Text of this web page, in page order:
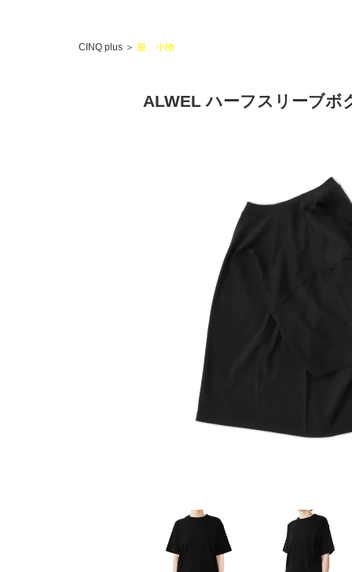
CINQ plus ＞ 服、小物
ALWEL ハーフスリーブボ